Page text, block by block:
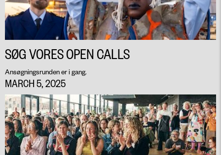
SØG VORES OPEN CALLS
Ansøgningsrunden er i gang.
MARCH 5, 2025